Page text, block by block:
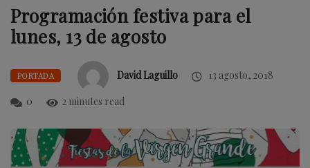
Programación festiva para el
lunes, 13 de agosto
PORTADA David Laguillo
13 agosto, 2018
0
2 minutes read